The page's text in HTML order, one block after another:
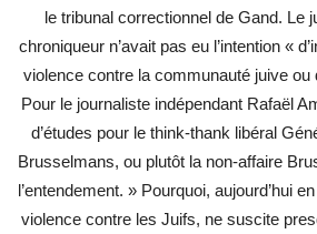
le tribunal correctionnel de Gand. Le
chroniqueur n’avait pas eu l’intention «
violence contre la communauté juive ou
Pour le journaliste indépendant Rafaël
d’études pour le think-thank libéral
Brusselmans, ou plutôt la non-affaire
l’entendement. » Pourquoi, aujourd’hui
violence contre les Juifs, ne suscite